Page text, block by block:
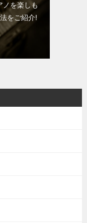
ノを楽しも
をご紹介!